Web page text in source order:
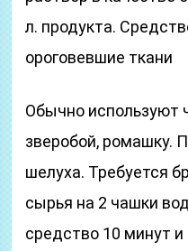
л. продукта.
ороговевшие ткани
Обычно используют
зверобой, ромашку.
шелуха. Требуется
сырья на 2 чашки
средство 10 минут